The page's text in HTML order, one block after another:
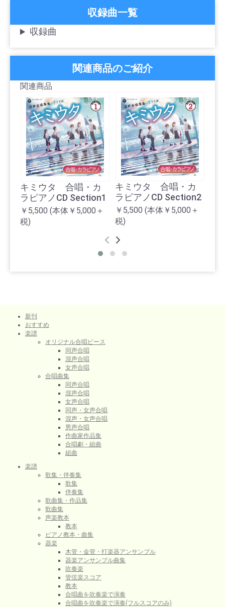
収録曲一覧
収録曲
関連商品のご紹介
関連商品
キミウタ 合唱・カ
ラピアノCD Section1
￥5,500 (本体￥5,000＋
税)
キミウタ 合唱・カ
ラピアノCD Section2
￥5,500 (本体￥5,000＋
税)
新刊
おすすめ
楽譜
オリジナル合唱ピース
同声合唱
混声合唱
女声合唱
合唱曲集
同声合唱
混声合唱
女声合唱
同声・女声合唱
混声・女声合唱
男声合唱
作曲家作品集
合唱劇・組曲
組曲
楽譜
歌集・伴奏集
歌集
伴奏集
歌曲集・作品集
歌曲集
声楽教本
教本
ピアノ教本・曲集
器楽
木管・金管・打楽器アンサンブル
器楽アンサンブル曲集
吹奏楽
管弦楽スコア
教本
合唱曲を吹奏楽で演奏
合唱曲を吹奏楽で演奏(フルスコアのみ)